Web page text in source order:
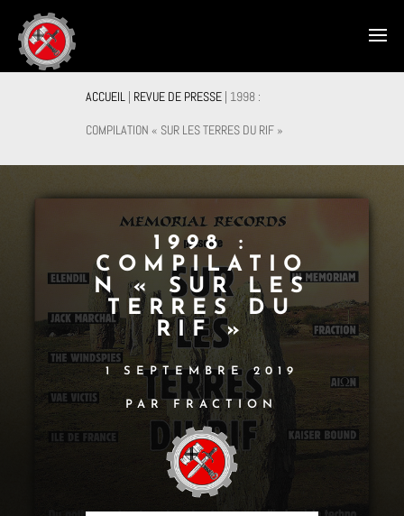
ACCUEIL| REVUE DE PRESSE| 1998 :
COMPILATION « SUR LES TERRES DU RIF »
1998 :
COMPILATIO
N « SUR LES
TERRES DU
RIF »
1 SEPTEMBRE 2019
PAR FRACTION